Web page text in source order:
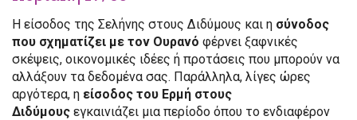
Η είσοδος της Σελήνης στους Διδύμους και η σύνοδος
που σχηματίζει με τον Ουρανό φέρνει ξαφνικές
σκέψεις, οικονομικές ιδέες ή προτάσεις που μπορούν να
αλλάξουν τα δεδομένα σας. Παράλληλα, λίγες ώρες
αργότερα, η είσοδος του Ερμή στους
Διδύμους εγκαινιάζει μια περίοδο όπου το ενδιαφέρον